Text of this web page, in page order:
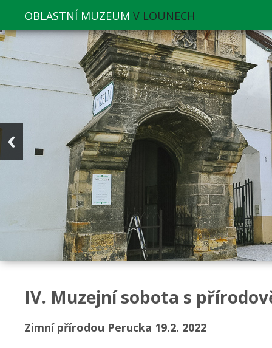
OBLASTNÍ MUZEUM V LOUNECH
IV. Muzejní sobota s
Zimní přírodou Perucka 19.2. 2022